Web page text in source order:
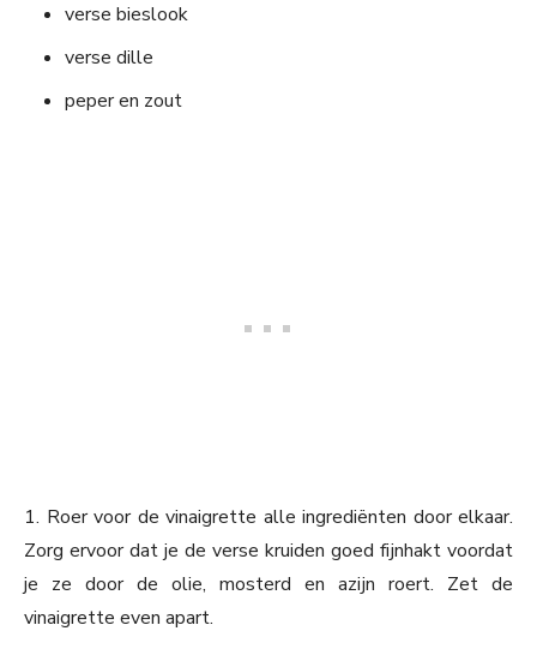
verse bieslook
verse dille
peper en zout
1. Roer voor de vinaigrette alle ingrediënten door elkaar.
Zorg ervoor dat je de verse kruiden goed fijnhakt voordat
je ze door de olie, mosterd en azijn roert. Zet de
vinaigrette even apart.